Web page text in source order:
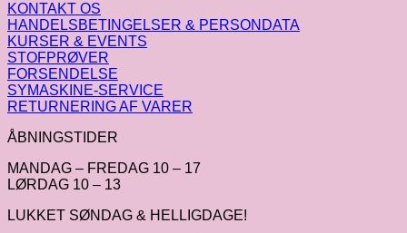
KONTAKT OS
HANDELSBETINGELSER & PERSONDATA
KURSER & EVENTS
STOFPRØVER
FORSENDELSE
SYMASKINE-SERVICE
RETURNERING AF VARER
ÅBNINGSTIDER
MANDAG – FREDAG 10 – 17
LØRDAG 10 – 13
LUKKET SØNDAG & HELLIGDAGE!